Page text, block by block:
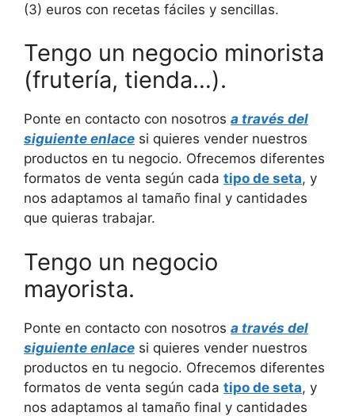
(3) euros con recetas fáciles y sencillas.
Tengo un negocio minorista
(frutería, tienda…).
Ponte en contacto con nosotros a través del
siguiente enlace si quieres vender nuestros
productos en tu negocio. Ofrecemos diferentes
formatos de venta según cada tipo de seta, y
nos adaptamos al tamaño final y cantidades
que quieras trabajar.
Tengo un negocio
mayorista.
Ponte en contacto con nosotros a través del
siguiente enlace si quieres vender nuestros
productos en tu negocio. Ofrecemos diferentes
formatos de venta según cada tipo de seta, y
nos adaptamos al tamaño final y cantidades